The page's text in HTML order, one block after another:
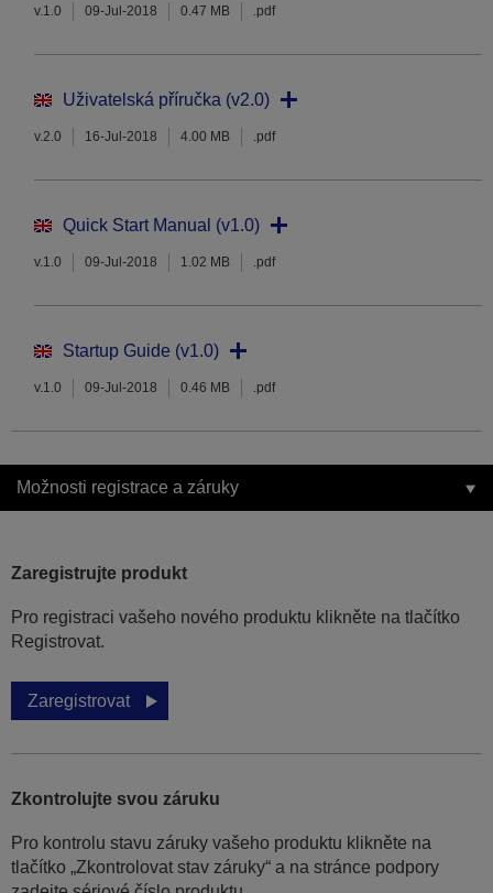
v.1.0 09-Jul-2018 0.47 MB .pdf
Uživatelská příručka (v2.0)
v.2.0 16-Jul-2018 4.00 MB .pdf
Quick Start Manual (v1.0)
v.1.0 09-Jul-2018 1.02 MB .pdf
Startup Guide (v1.0)
v.1.0 09-Jul-2018 0.46 MB .pdf
Možnosti registrace a záruky
Zaregistrujte produkt
Pro registraci vašeho nového produktu klikněte na tlačítko
Registrovat.
Zaregistrovat
Zkontrolujte svou záruku
Pro kontrolu stavu záruky vašeho produktu klikněte na
tlačítko „Zkontrolovat stav záruky“ a na stránce podpory